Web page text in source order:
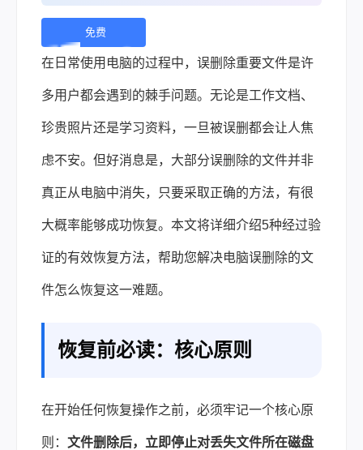
免费
下
载 |
在日常使用电脑的过程中，误删除重要文件是许
多用户都会遇到的棘手问题。无论是工作文档、
珍贵照片还是学习资料，一旦被误删都会让人焦
虑不安。但好消息是，大部分误删除的文件并非
真正从电脑中消失，只要采取正确的方法，有很
大概率能够成功恢复。本文将详细介绍5种经过验
证的有效恢复方法，帮助您解决电脑误删除的文
件怎么恢复这一难题。
恢复前必读：核心原则
在开始任何恢复操作之前，必须牢记一个核心原
则： 文件删除后，立即停止对丢失文件所在磁盘